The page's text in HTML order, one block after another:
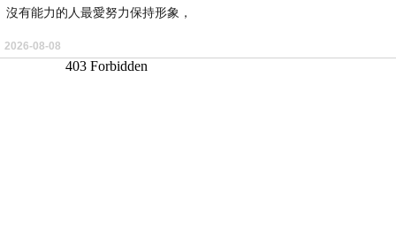
沒有能力的人最愛努力保持形象，
2026-08-08